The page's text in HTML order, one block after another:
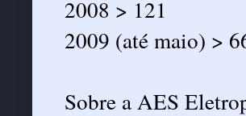
2008 > 121
2009 (até maio) >
Sobre a AES